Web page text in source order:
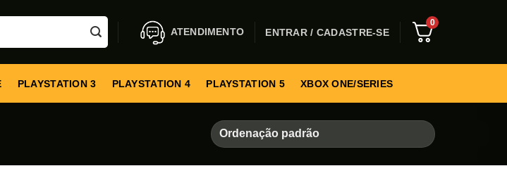
ATENDIMENTO ENTRAR / CADASTRE-SE
0
PLAYSTATION 3 PLAYSTATION 4 PLAYSTATION 5 XBOX ONE/SERIES